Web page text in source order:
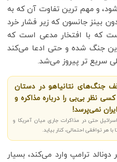
و مهم ترین تفاوت آن که به
بینز جانسون که زیر فشار خرد
که با افتخار مدعی است که
جنگ شده و حتی ادعا می‌کند
سریع تر پیروز می‌شد.
جنگ‌های نتانیاهو در دستان
نظر بی‌بی را درباره مذاکره و
نمی‌پرسد!
حتی در مذاکرات جاری میان آمریکا و
هر توافقی احتمالی، کنار بیاید.
ترامپ وارد می‌کند، بسیار